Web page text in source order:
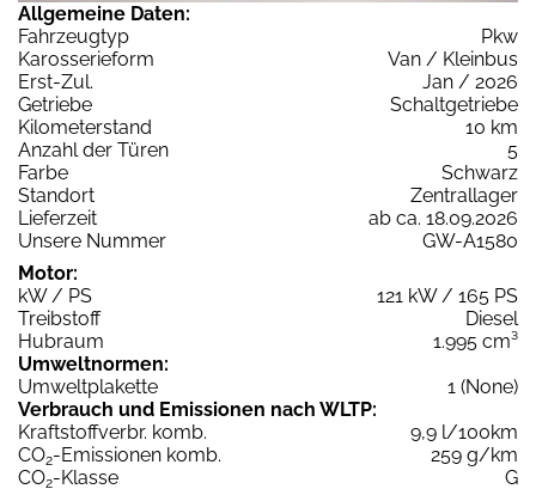
Allgemeine Daten:
Fahrzeugtyp
Pkw
Karosserieform
Van / Kleinbus
Erst-Zul.
Jan / 2026
Getriebe
Schaltgetriebe
Kilometerstand
10 km
Anzahl der Türen
5
Farbe
Schwarz
Standort
Zentrallager
Lieferzeit
ab ca. 18.09.2026
Unsere Nummer
GW-A1580
Motor:
kW / PS
121 kW / 165 PS
Treibstoff
Diesel
Hubraum
1.995 cm³
Umweltnormen:
Umweltplakette
1 (None)
Verbrauch und Emissionen nach WLTP:
Kraftstoffverbr. komb.
9,9 l/100km
CO2-Emissionen komb.
259 g/km
CO2-Klasse
G